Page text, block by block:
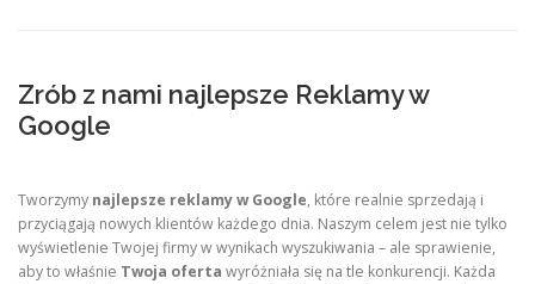
Zrób z nami najlepsze Reklamy w
Google
Tworzymy najlepsze reklamy w Google, które realnie sprzedają i
przyciągają nowych klientów każdego dnia. Naszym celem jest nie tylko
wyświetlenie Twojej firmy w wynikach wyszukiwania – ale sprawienie,
aby to właśnie Twoja oferta wyróżniała się na tle konkurencji. Każda